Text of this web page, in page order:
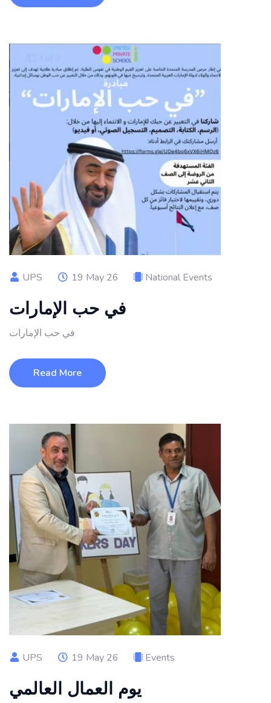
UPS 19 May 26 National Events
في حب الإمارات
في حب الإمارات
Read More
UPS 19 May 26 Events
يوم العمال العالمي